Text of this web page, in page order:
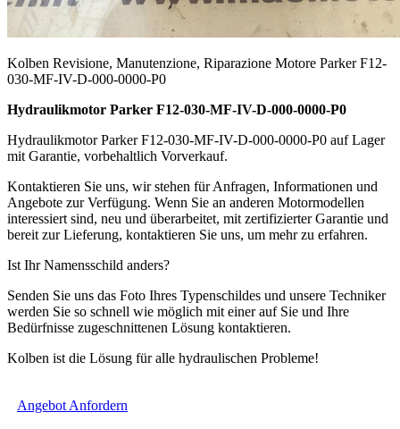
Kolben Revisione, Manutenzione, Riparazione Motore Parker F12-
030-MF-IV-D-000-0000-P0
Hydraulikmotor Parker F12-030-MF-IV-D-000-0000-P0
Hydraulikmotor Parker F12-030-MF-IV-D-000-0000-P0 auf Lager
mit Garantie, vorbehaltlich Vorverkauf.
Kontaktieren Sie uns, wir stehen für Anfragen, Informationen und
Angebote zur Verfügung. Wenn Sie an anderen Motormodellen
interessiert sind, neu und überarbeitet, mit zertifizierter Garantie und
bereit zur Lieferung, kontaktieren Sie uns, um mehr zu erfahren.
Ist Ihr Namensschild anders?
Senden Sie uns das Foto Ihres Typenschildes und unsere Techniker
werden Sie so schnell wie möglich mit einer auf Sie und Ihre
Bedürfnisse zugeschnittenen Lösung kontaktieren.
Kolben ist die Lösung für alle hydraulischen Probleme!
Angebot Anfordern